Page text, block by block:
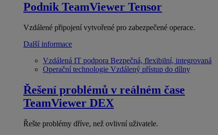
Podnik TeamViewer Tensor
Vzdálené připojení vytvořené pro zabezpečené operace.
Další informace
Vzdálená IT podpora Bezpečná, flexibilní, integrovaná
Operační technologie Vzdálený přístup do dílny
Řešení problémů v reálném čase
TeamViewer DEX
Řešte problémy dříve, než ovlivní uživatele.